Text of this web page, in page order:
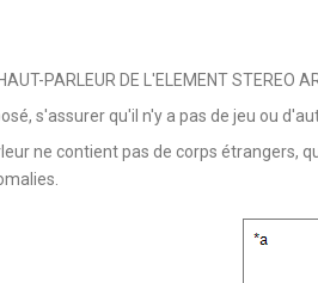
PARLEUR DE L'ELEMENT STEREO
s'assurer qu'il n'y a pas de jeu ou
ne contient pas de corps étrangers,